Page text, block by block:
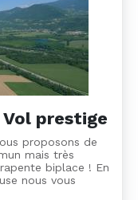
prestige
proposons de
mais très
biplace ! En
nous vous